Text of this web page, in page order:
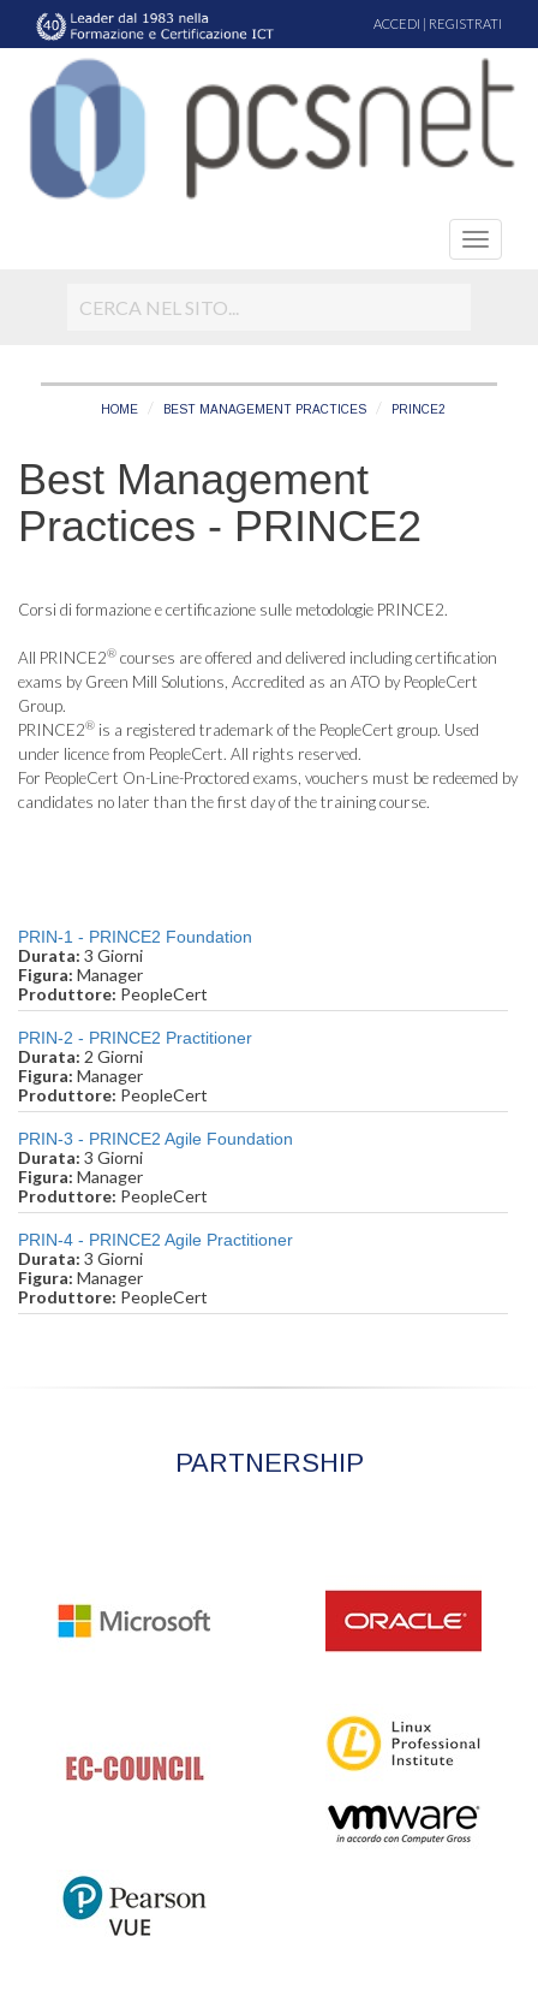
ACCEDI | REGISTRATI
HOME BEST MANAGEMENT PRACTICES PRINCE2
Best Management
Practices - PRINCE2
Corsi di formazione e certificazione sulle metodologie PRINCE2.
All PRINCE2® courses are offered and delivered including certification
exams by Green Mill Solutions, Accredited as an ATO by PeopleCert
Group.
PRINCE2® is a registered trademark of the PeopleCert group. Used
under licence from PeopleCert. All rights reserved.
For PeopleCert On-Line-Proctored exams, vouchers must be redeemed by
candidates no later than the first day of the training course.
PRIN-1 - PRINCE2 Foundation
Durata: 3 Giorni
Figura: Manager
Produttore: PeopleCert
PRIN-2 - PRINCE2 Practitioner
Durata: 2 Giorni
Figura: Manager
Produttore: PeopleCert
PRIN-3 - PRINCE2 Agile Foundation
Durata: 3 Giorni
Figura: Manager
Produttore: PeopleCert
PRIN-4 - PRINCE2 Agile Practitioner
Durata: 3 Giorni
Figura: Manager
Produttore: PeopleCert
PARTNERSHIP